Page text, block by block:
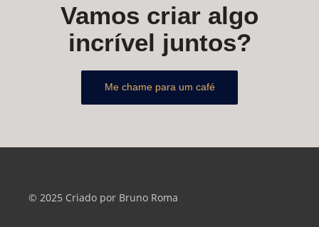
Vamos criar algo
incrível juntos?
Me chame para um café
© 2025 Criado por Bruno Roma